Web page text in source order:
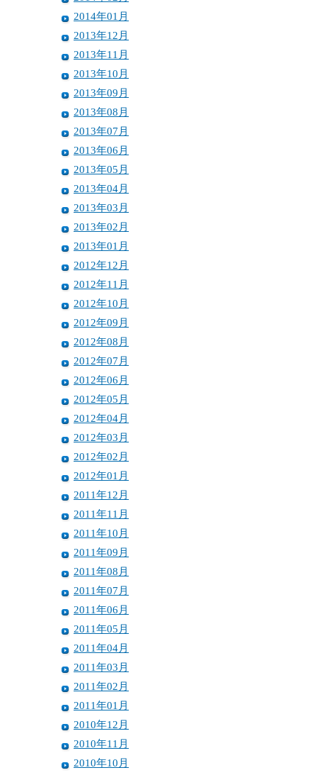
2014年01月
2013年12月
2013年11月
2013年10月
2013年09月
2013年08月
2013年07月
2013年06月
2013年05月
2013年04月
2013年03月
2013年02月
2013年01月
2012年12月
2012年11月
2012年10月
2012年09月
2012年08月
2012年07月
2012年06月
2012年05月
2012年04月
2012年03月
2012年02月
2012年01月
2011年12月
2011年11月
2011年10月
2011年09月
2011年08月
2011年07月
2011年06月
2011年05月
2011年04月
2011年03月
2011年02月
2011年01月
2010年12月
2010年11月
2010年10月